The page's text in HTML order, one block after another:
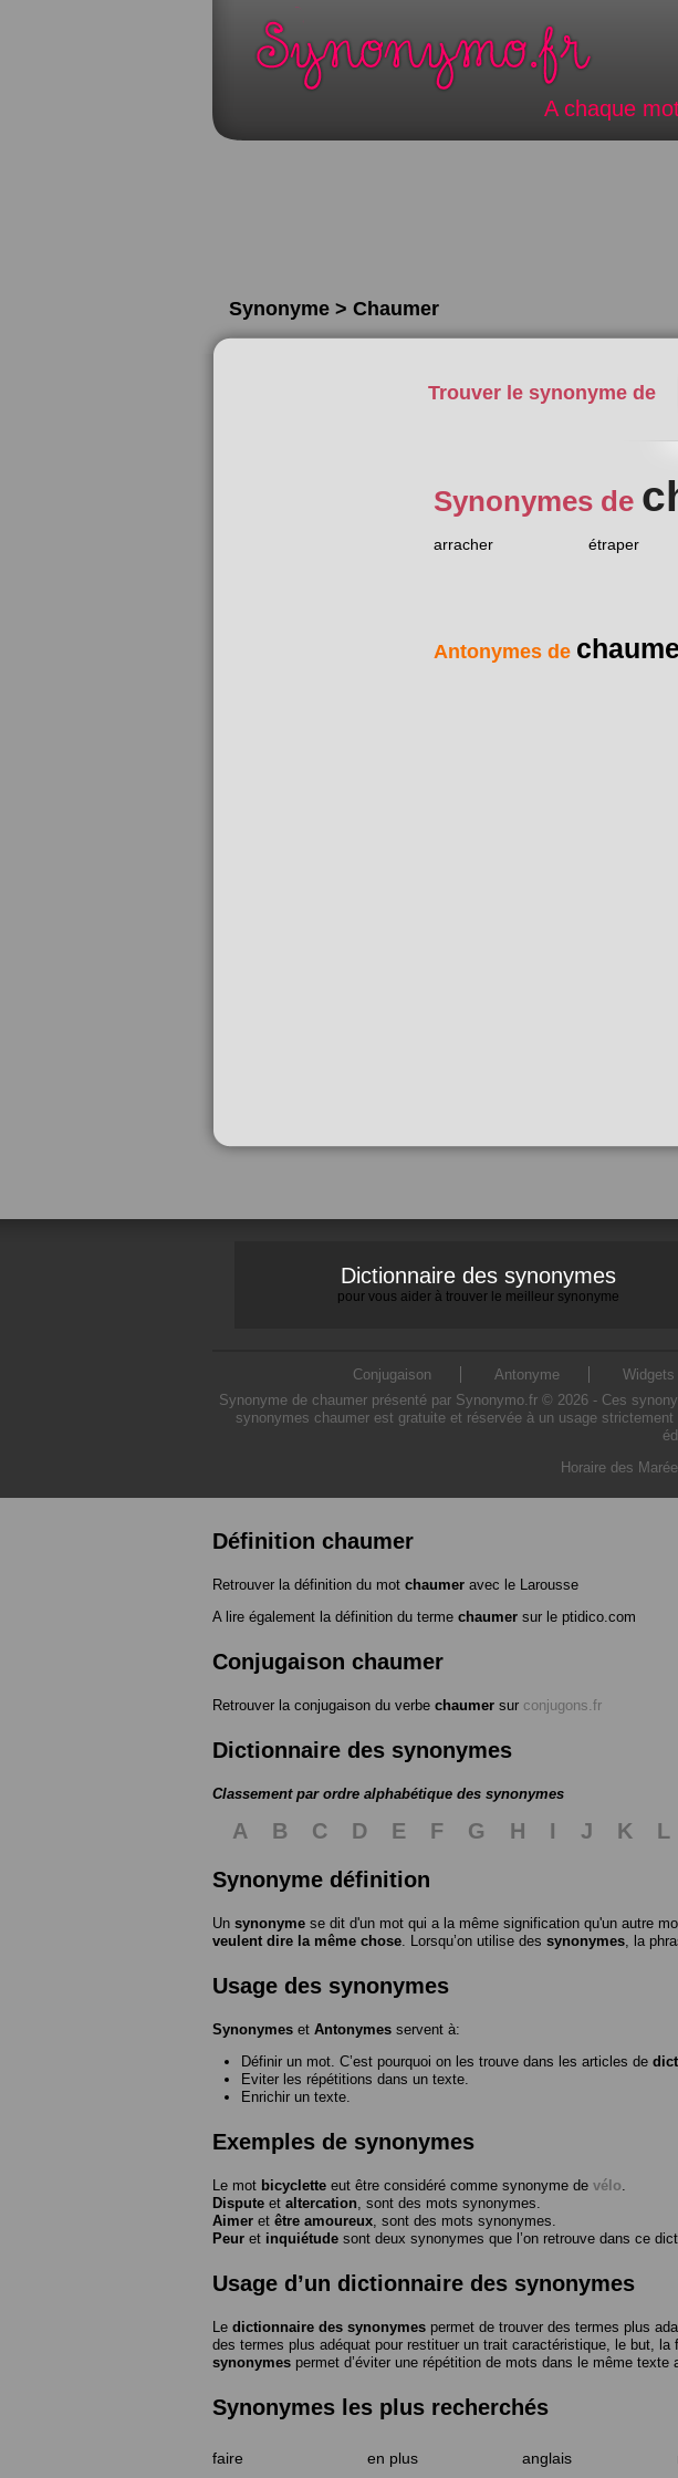
A chaque
Synonyme > Chaumer
Trouver le synonyme de
Synonymes de
arracher étraper
Antonymes de
Dictionnaire des synonymes
pour vous aider à trouver le meilleur synonyme
Conjugaison Antonyme Widgets
Synonyme de chaumer présenté par Synonymo.fr © 2026 - Ces
synonymes chaumer est gratuite et réservée à un usage
Horaire des
Définition chaumer
Retrouver la définition du mot chaumer avec le Larousse
A lire également la définition du terme chaumer sur le ptidico.com
Conjugaison chaumer
Retrouver la conjugaison du verbe chaumer sur conjugons.fr
Dictionnaire des synonymes
Classement par ordre alphabétique des synonymes
A B C D E F G H I J K L
Synonyme définition
Un synonyme se dit d'un mot qui a la même signification qu'un autre
veulent dire la même chose . Lorsqu’on utilise des synonymes , la
Usage des synonymes
Synonymes et Antonymes servent à:
Définir un mot. C’est pourquoi on les trouve dans les articles de
Eviter les répétitions dans un texte.
Enrichir un texte.
Exemples de synonymes
Le mot bicyclette eut être considéré comme synonyme de vélo
Dispute et altercation , sont des mots synonymes.
Aimer et être amoureux , sont des mots synonymes.
Peur et inquiétude sont deux synonymes que l’on retrouve dans ce
Usage d’un dictionnaire des synonymes
Le dictionnaire des synonymes permet de trouver des termes plus
des termes plus adéquat pour restituer un trait caractéristique, le but,
synonymes permet d’éviter une répétition de mots dans le même texte
Synonymes les plus recherchés
faire en plus anglais